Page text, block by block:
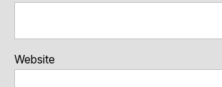
Website